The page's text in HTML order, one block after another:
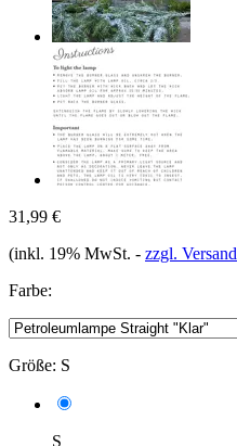
31,99 €
(inkl. 19% MwSt. - zzgl. Versand
Farbe:
Größe: S
S